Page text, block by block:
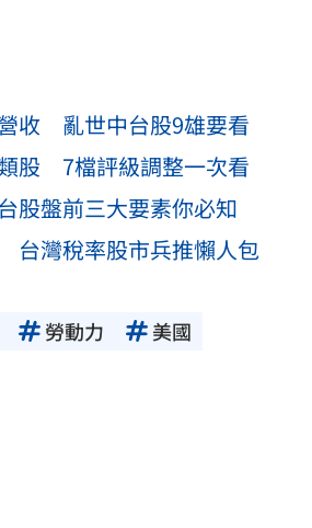
收 亂世中台股9雄要看
股 7檔評級調整一次看
股盤前三大要素你必知
台灣稅率股市兵推懶人包
勞動力 美國